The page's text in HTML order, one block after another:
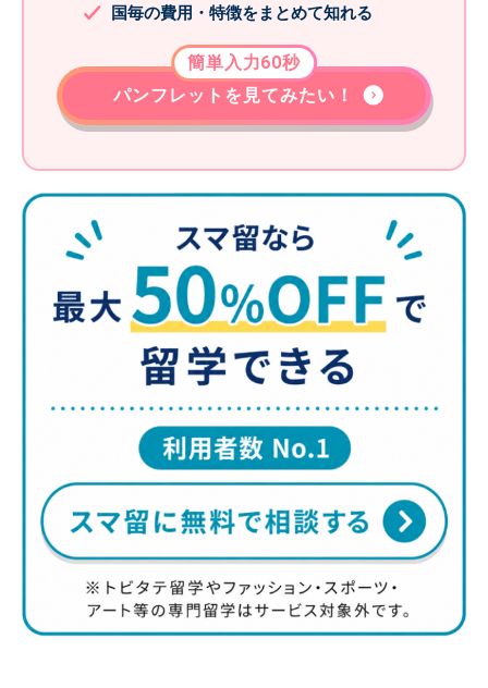
国毎の費用・特徴をまとめて知れる
パンフレットを見てみたい！
簡単入力60秒